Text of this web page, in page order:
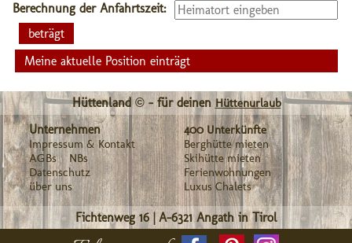
Berechnung der Anfahrtszeit:
Meine aktuelle Position einträgt
Hüttenland © - für deinen Hüttenurlaub
Unternehmen
Impressum & Kontakt
AGBs
NBs
Datenschutz
über uns
400 Unterkünfte
Berghütte mieten
Skihütte mieten
Ferienwohnungen
Luxus Chalets
Fichtenweg 16|A-6321 Angath in Tirol